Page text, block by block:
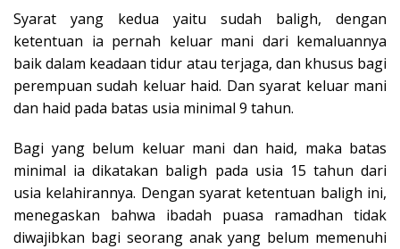
Syarat yang kedua yaitu sudah baligh, dengan
ketentuan ia pernah keluar mani dari kemaluannya
baik dalam keadaan tidur atau terjaga, dan khusus bagi
perempuan sudah keluar haid. Dan syarat keluar mani
dan haid pada batas usia minimal 9 tahun.
Bagi yang belum keluar mani dan haid, maka batas
minimal ia dikatakan baligh pada usia 15 tahun dari
usia kelahirannya. Dengan syarat ketentuan baligh ini,
menegaskan bahwa ibadah puasa ramadhan tidak
diwajibkan bagi seorang anak yang belum memenuhi